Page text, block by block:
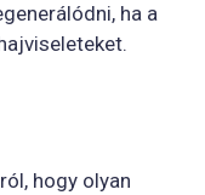
ha a
hogy olyan